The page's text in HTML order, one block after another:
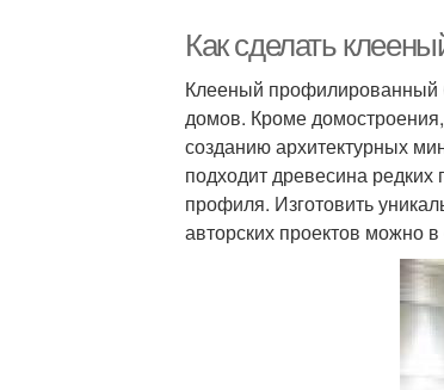
Как сделать
Клееный профилированный
домов. Кроме
созданию архитектурных
подходит древесина редких
профиля. Изготовить
авторских проектов можно